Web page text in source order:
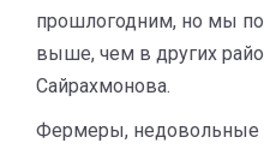
прошлогодним, но мы
выше, чем в других
Сайрахмонова.
Фермеры, недовольные